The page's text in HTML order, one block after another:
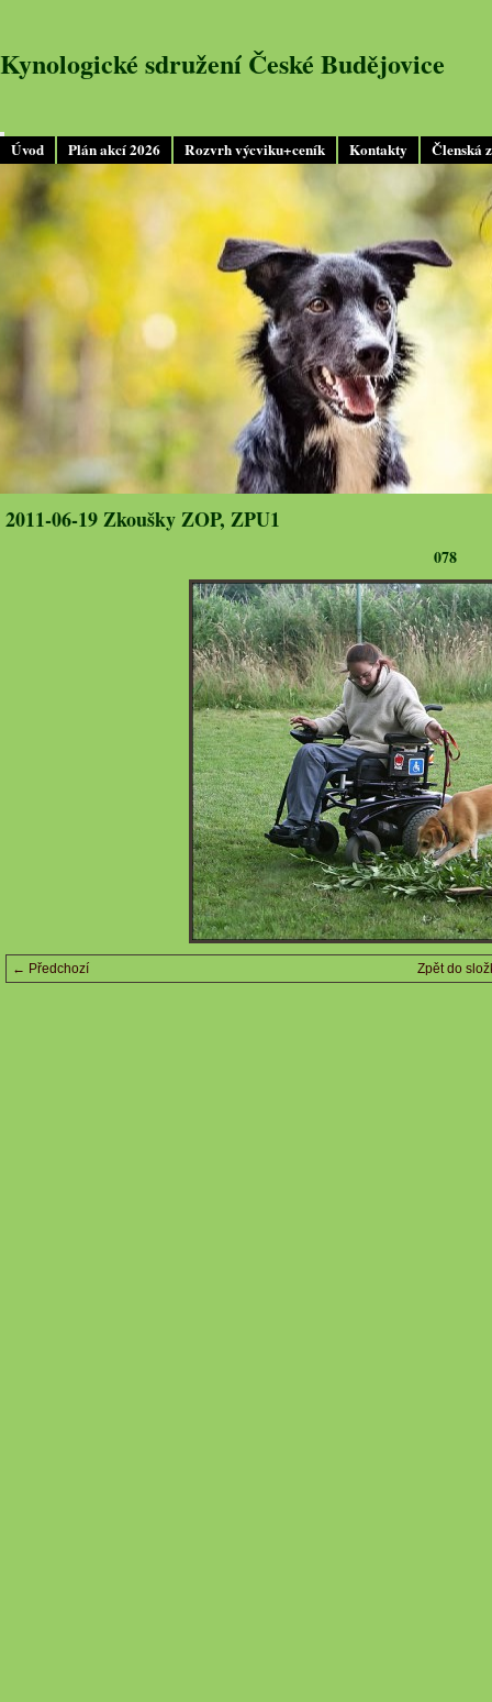
Úvod Plán akcí 2026 Rozvrh výcviku+ceník Kontakty Členská
Kynologické sdružení České Budějovice
2011-06-19 Zkoušky ZOP, ZPU1
078
← Předchozí Zpět do